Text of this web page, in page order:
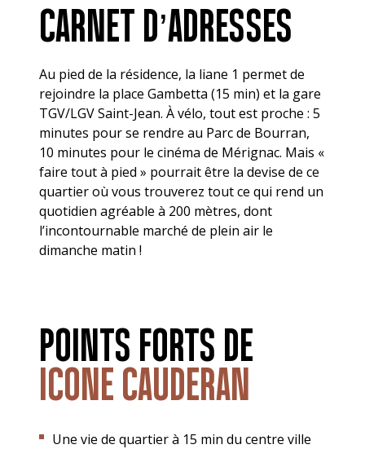
CARNET D’ADRESSES
Au pied de la résidence, la liane 1 permet de
rejoindre la place Gambetta (15 min) et la gare
TGV/LGV Saint-Jean. À vélo, tout est proche : 5
minutes pour se rendre au Parc de Bourran,
10 minutes pour le cinéma de Mérignac. Mais «
faire tout à pied » pourrait être la devise de ce
quartier où vous trouverez tout ce qui rend un
quotidien agréable à 200 mètres, dont
l’incontournable marché de plein air le
dimanche matin !
POINTS FORTS DE
ICONE CAUDERAN
Une vie de quartier à 15 min du centre ville